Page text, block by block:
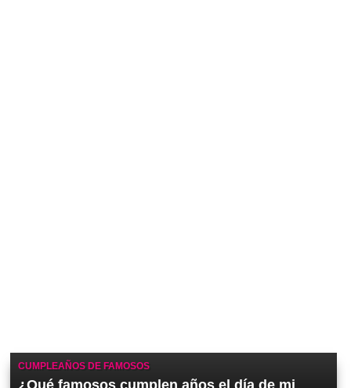
CUMPLEAÑOS DE FAMOSOS
¿Qué famosos cumplen años el día de mi